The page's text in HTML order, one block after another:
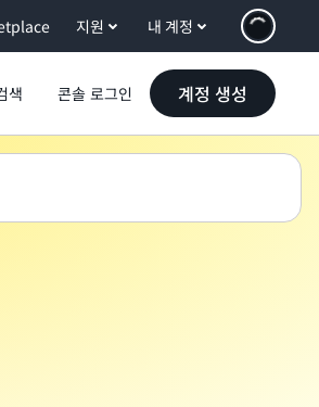
지원 내 계정
색 콘솔 로그인 계정 생성